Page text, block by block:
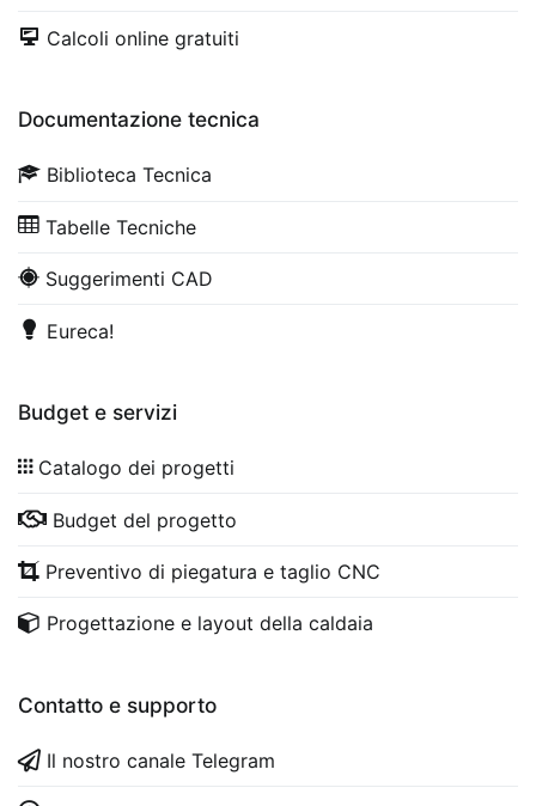
Calcoli online gratuiti
Documentazione tecnica
Biblioteca Tecnica
Tabelle Tecniche
Suggerimenti CAD
Eureca!
Budget e servizi
Catalogo dei progetti
Budget del progetto
Preventivo di piegatura e taglio CNC
Progettazione e layout della caldaia
Contatto e supporto
Il nostro canale Telegram